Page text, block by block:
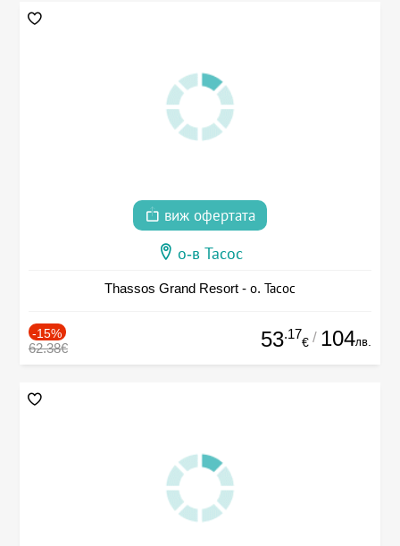
виж офертата
о-в Тасос
Thassos Grand Resort - о. Тасос
-15%
62.38€ 53.17
€ / 104лв.